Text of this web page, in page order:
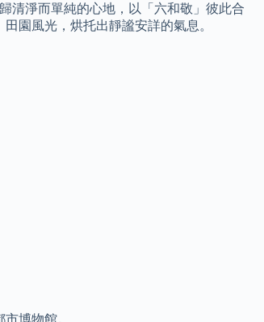
清淨而單純的心地，以「六和敬」彼此合
園風光，烘托出靜謐安詳的氣息。
博物館。